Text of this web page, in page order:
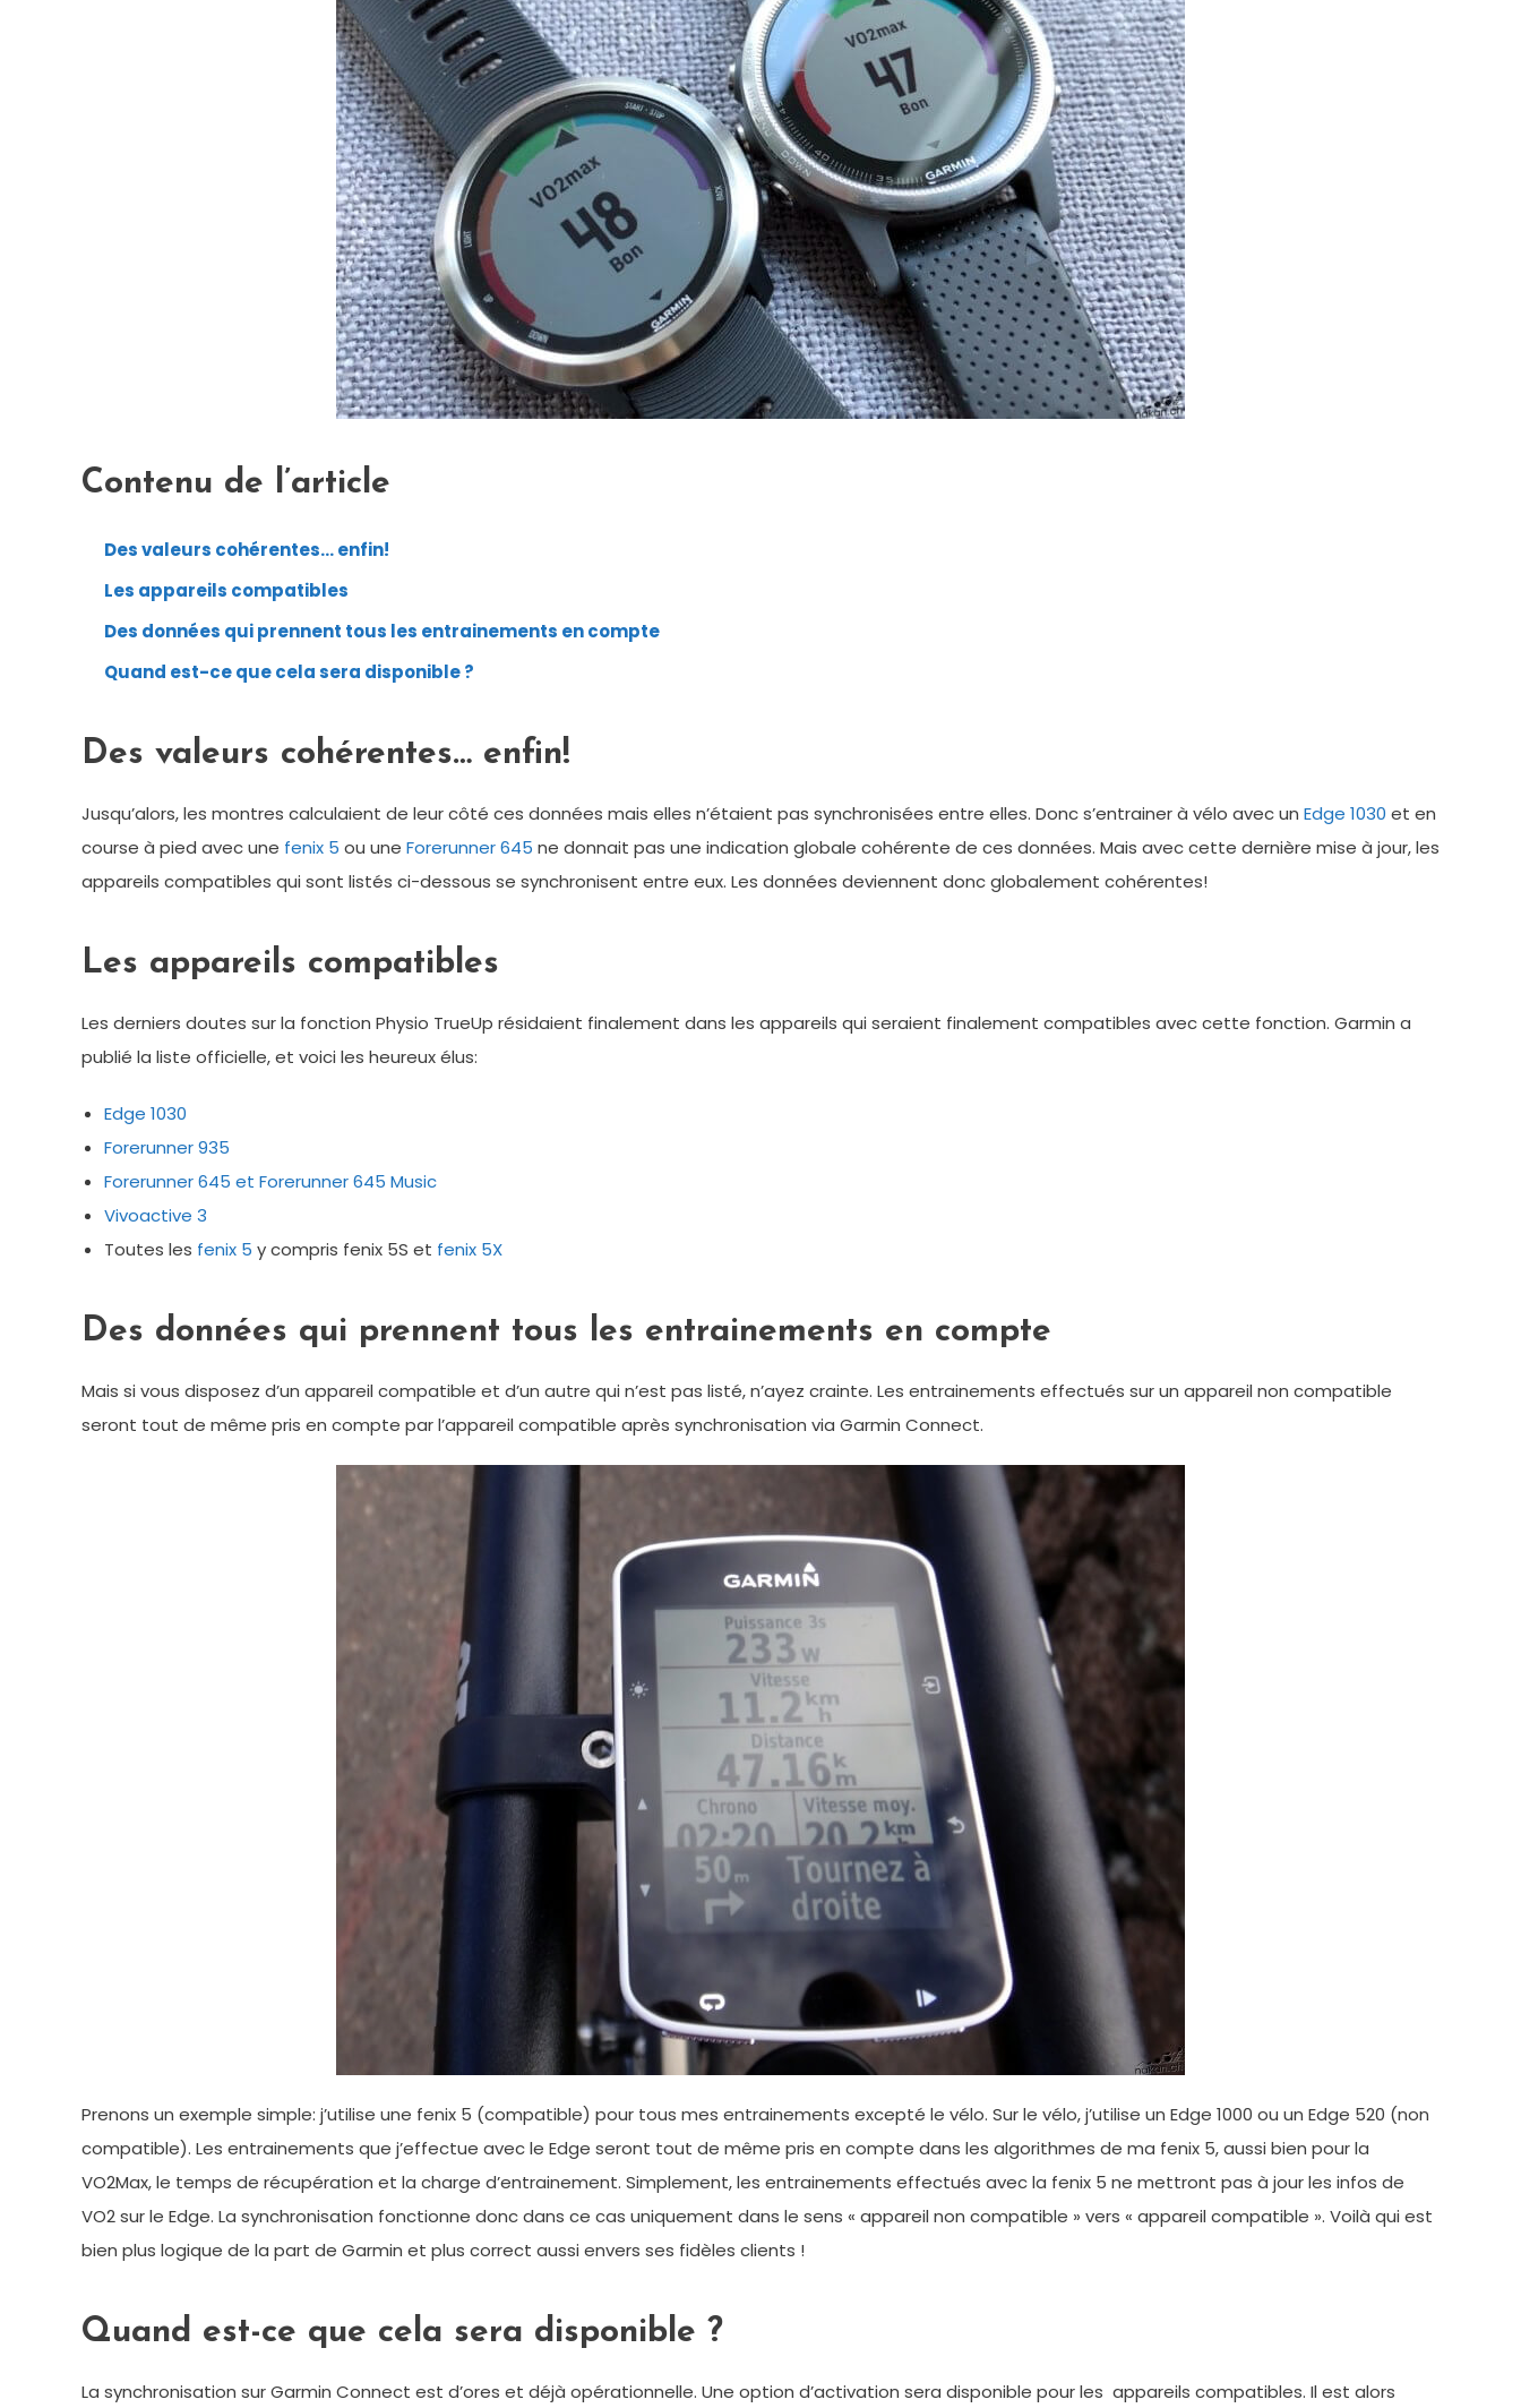
Contenu de l’article
Des valeurs cohérentes… enfin!
Les appareils compatibles
Des données qui prennent tous les entrainements en compte
Quand est-ce que cela sera disponible ?
Des valeurs cohérentes… enfin!
Jusqu’alors, les montres calculaient de leur côté ces données mais elles n’étaient pas synchronisées entre elles. Donc s’entrainer à vélo avec un Edge 1030 et en
course à pied avec une fenix 5 ou une Forerunner 645 ne donnait pas une indication globale cohérente de ces données. Mais avec cette dernière mise à jour, les
appareils compatibles qui sont listés ci-dessous se synchronisent entre eux. Les données deviennent donc globalement cohérentes!
Les appareils compatibles
Les derniers doutes sur la fonction Physio TrueUp résidaient finalement dans les appareils qui seraient finalement compatibles avec cette fonction. Garmin a
publié la liste officielle, et voici les heureux élus:
Edge 1030
Forerunner 935
Forerunner 645 et Forerunner 645 Music
Vivoactive 3
Toutes les fenix 5 y compris fenix 5S et fenix 5X
Des données qui prennent tous les entrainements en compte
Mais si vous disposez d’un appareil compatible et d’un autre qui n’est pas listé, n’ayez crainte. Les entrainements effectués sur un appareil non compatible
seront tout de même pris en compte par l’appareil compatible après synchronisation via Garmin Connect.
Prenons un exemple simple: j’utilise une fenix 5 (compatible) pour tous mes entrainements excepté le vélo. Sur le vélo, j’utilise un Edge 1000 ou un Edge 520 (non
compatible). Les entrainements que j’effectue avec le Edge seront tout de même pris en compte dans les algorithmes de ma fenix 5, aussi bien pour la
VO2Max, le temps de récupération et la charge d’entrainement. Simplement, les entrainements effectués avec la fenix 5 ne mettront pas à jour les infos de
VO2 sur le Edge. La synchronisation fonctionne donc dans ce cas uniquement dans le sens « appareil non compatible » vers « appareil compatible ». Voilà qui est
bien plus logique de la part de Garmin et plus correct aussi envers ses fidèles clients !
Quand est-ce que cela sera disponible ?
La synchronisation sur Garmin Connect est d’ores et déjà opérationnelle. Une option d’activation sera disponible pour les appareils compatibles. Il est alors